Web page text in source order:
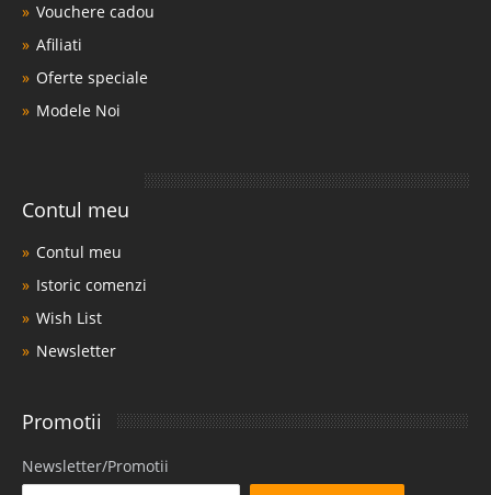
Vouchere cadou
Afiliati
Oferte speciale
Modele Noi
Contul meu
Contul meu
Istoric comenzi
Wish List
Newsletter
Promotii
Newsletter/Promotii